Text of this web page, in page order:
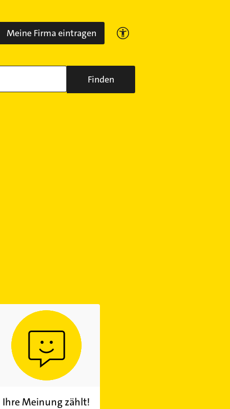
Meine Firma eintragen
Finden
Ihre Meinung zählt!